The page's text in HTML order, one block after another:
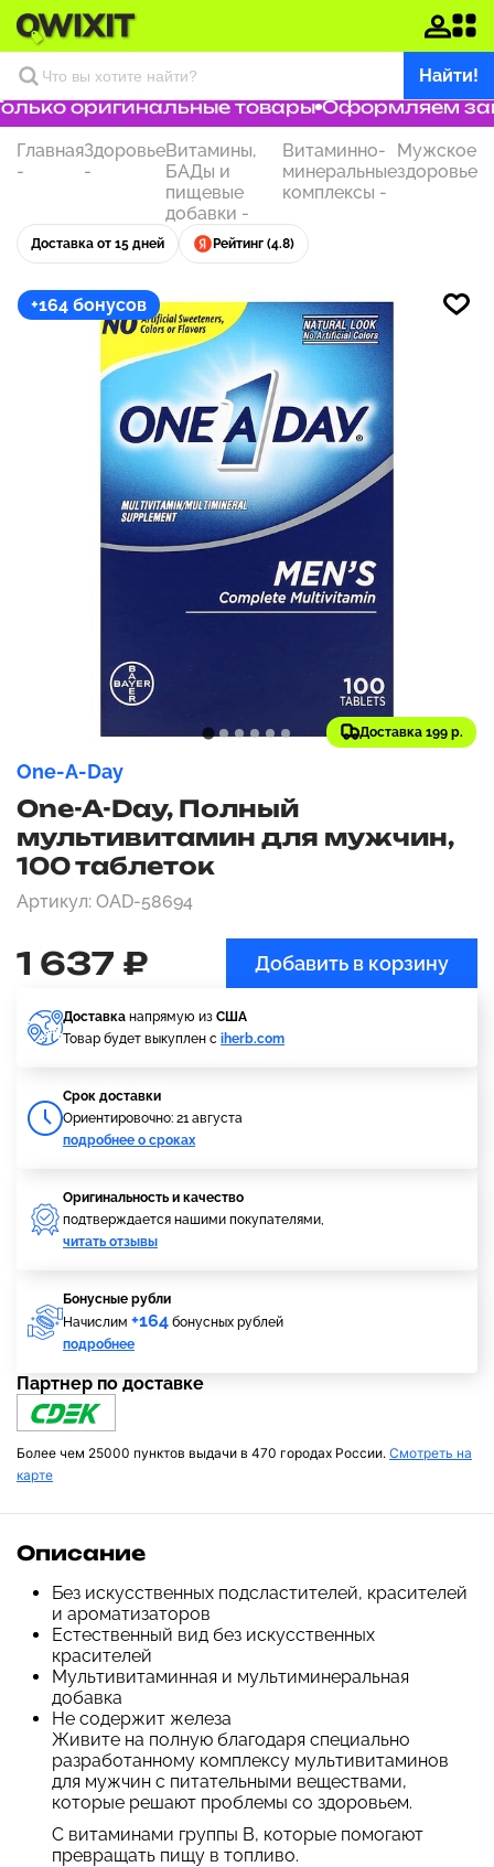
Найти!
оригинальные товары Оформляем
Главная
-
Здоровье
-
Витамины,
БАДы и
пищевые
добавки -
Витаминно-
минеральные
комплексы -
Мужское
здоровье
Доставка от 15 дней Рейтинг (4.8)
+164 бонусов
Доставка 199 р.
One-A-Day
One-A-Day, Полный
мультивитамин для мужчин,
100 таблеток
Артикул: OAD-58694
1 637 ₽ Добавить в корзину
Доставка напрямую из США
Товар будет выкуплен с iherb.com
Cрок доставки
Ориентировочно: 21 августа
подробнее о сроках
Оригинальность и качество
подтверждается нашими покупателями,
читать отзывы
Бонусные рубли
Начислим +164 бонусных рублей
подробнее
Партнер по доставке
Более чем 25000 пунктов выдачи в 470 городах России. Смотреть на
карте
Описание
Без искусственных подсластителей, красителей
и ароматизаторов
Естественный вид без искусственных
красителей
Мультивитаминная и мультиминеральная
добавка
Не содержит железа
Живите на полную благодаря специально
разработанному комплексу мультивитаминов
для мужчин с питательными веществами,
которые решают проблемы со здоровьем.
С витаминами группы B, которые помогают
превращать пищу в топливо.